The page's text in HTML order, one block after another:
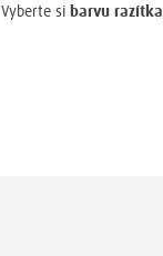
Vyberte si barvu razítka